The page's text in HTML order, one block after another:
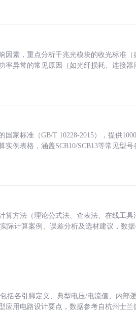
素，重点分析千兆光模块的收光标准（
率异常的常见原因（如光纤损耗、连接
家标准（GB/T 10228-2015），提供
例表格，涵盖SCB10/SCB13等常见型
算方法（理论公式法、查表法、在线工
际计算案例、误差分析及选材建议，数
括各引脚定义、典型电压/电流值、内部
应用电路设计要点，数据参考自杭州士